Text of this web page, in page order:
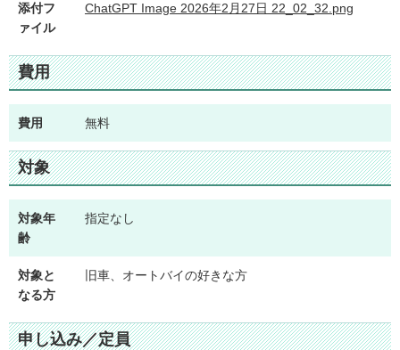
添付フ
ァイル
ChatGPT Image 2026年2月27日 22_02_32.png
費用
費用 無料
対象
対象年
齢
指定なし
対象と
なる方
旧車、オートバイの好きな方
申し込み／定員